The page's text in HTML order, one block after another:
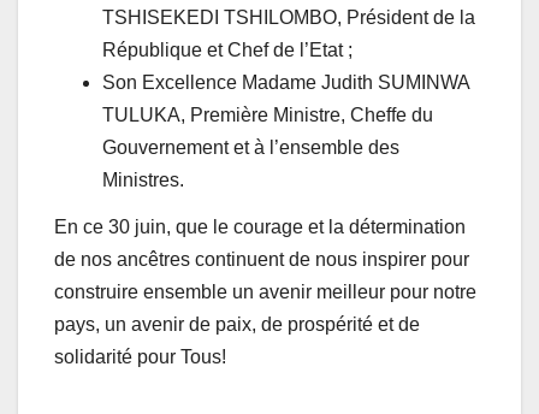
TSHISEKEDI TSHILOMBO, Président de la
République et Chef de l’Etat ;
Son Excellence Madame Judith SUMINWA
TULUKA, Première Ministre, Cheffe du
Gouvernement et à l’ensemble des
Ministres.
En ce 30 juin, que le courage et la détermination
de nos ancêtres continuent de nous inspirer pour
construire ensemble un avenir meilleur pour notre
pays, un avenir de paix, de prospérité et de
solidarité pour Tous!